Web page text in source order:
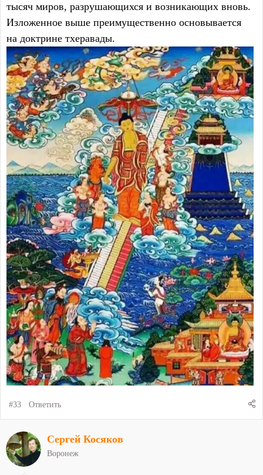
тысяч миров, разрушающихся и возникающих вновь.
Изложенное выше преимущественно основывается
на доктрине тхеравады.
#33 Ответить
Сергей Косяков
Воронеж